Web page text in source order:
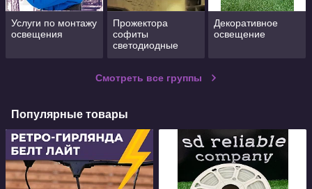
Услуги по монтажу
освещения
Прожектора
софиты
светодиодные
Декоративное
освещение
Смотреть все группы
Популярные товары